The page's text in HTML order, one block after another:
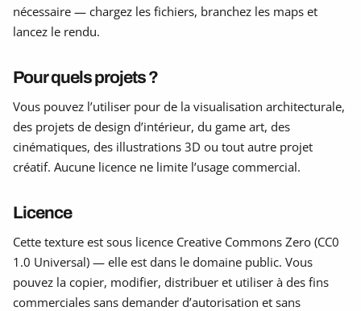
nécessaire — chargez les fichiers, branchez les maps et
lancez le rendu.
Pour quels projets ?
Vous pouvez l’utiliser pour de la visualisation architecturale,
des projets de design d’intérieur, du game art, des
cinématiques, des illustrations 3D ou tout autre projet
créatif. Aucune licence ne limite l’usage commercial.
Licence
Cette texture est sous licence Creative Commons Zero (CC0
1.0 Universal) — elle est dans le domaine public. Vous
pouvez la copier, modifier, distribuer et utiliser à des fins
commerciales sans demander d’autorisation et sans